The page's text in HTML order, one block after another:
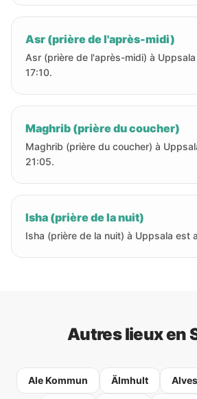
Asr (prière de l'après-midi)
Asr (prière de l'après-midi) à
17:10.
Maghrib (prière du coucher)
Maghrib (prière du coucher) à
21:05.
Isha (prière de la nuit)
Isha (prière de la nuit) à Uppsala est
Autres lieux en
Ale Kommun Älmhult